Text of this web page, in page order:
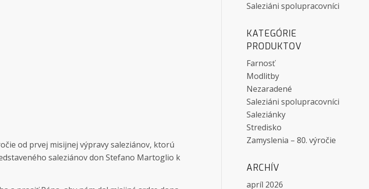
od prvej misijnej výpravy saleziánov, ktorú
saleziánov don Stefano Martoglio k
Saleziáni spolupracovníci
KATEGÓRIE
PRODUKTOV
Farnosť
Modlitby
Nezaradené
Saleziáni spolupracovníci
Saleziánky
Stredisko
Zamyslenia – 80. výročie
ARCHÍV
apríl 2026